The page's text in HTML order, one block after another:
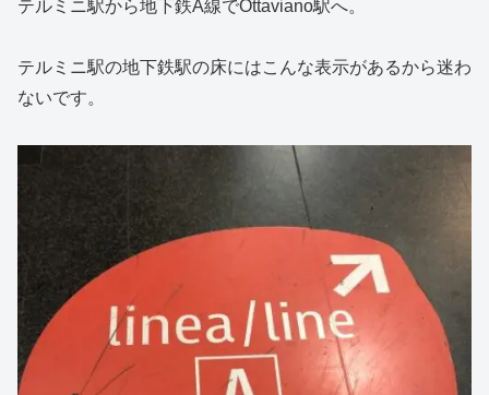
テルミニ駅から地下鉄A線でOttaviano駅へ。
テルミニ駅の地下鉄駅の床にはこんな表示があるから迷わ
ないです。